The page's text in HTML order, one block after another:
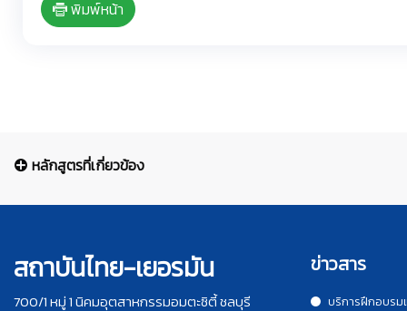
พิมพ์หน้า
หลักสูตรที่เกี่ยวข้อง
สถาบันไทย-เยอรมัน
700/1 หมู่ 1 นิคมอุตสาหกรรมอมตะซิตี้ ชลบุรี
ข่าวสาร
บริการฝึกอบรม